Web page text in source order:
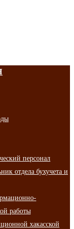
персонал
отдела бухучета и
работы
хакасской